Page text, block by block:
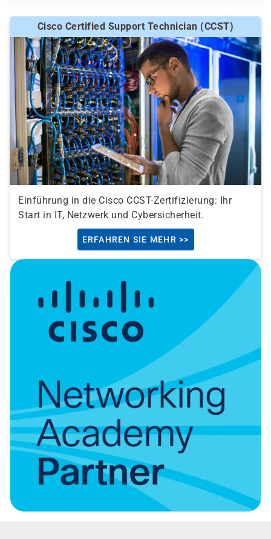
Cisco Certified Support Technician (CCST)
Einführung in die Cisco CCST-Zertifizierung: Ihr
Start in IT, Netzwerk und Cybersicherheit.
ERFAHREN SIE MEHR >>